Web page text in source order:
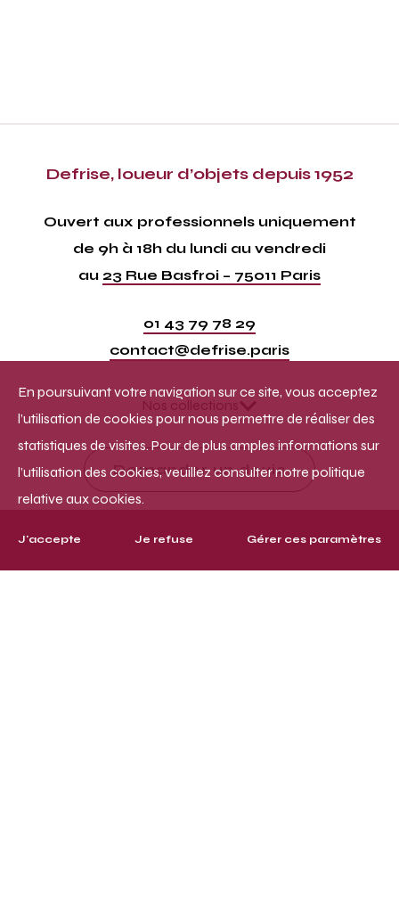
Defrise, loueur d’objets depuis 1952
Ouvert aux professionnels uniquement
de 9h à 18h du lundi au vendredi
au 23 Rue Basfroi – 75011 Paris
01 43 79 78 29
contact@defrise.paris
Nos collections
Demander un devis
En poursuivant votre navigation sur ce site, vous acceptez
l’utilisation de cookies pour nous permettre de réaliser des
statistiques de visites. Pour de plus amples informations sur
l’utilisation des cookies, veuillez consulter notre politique
relative aux cookies.
J'accepte Je refuse Gérer ces paramètres